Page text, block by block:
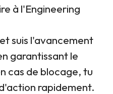
à l'Engineering
suis l'avancement
garantissant le
cas de blocage, tu
rapidement.